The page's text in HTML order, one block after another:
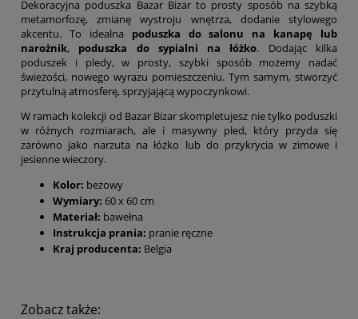
Dekoracyjna poduszka Bazar Bizar to prosty sposób na szybką
metamorfozę, zmianę wystroju wnętrza, dodanie stylowego
akcentu. To idealna poduszka do salonu na kanapę lub
narożnik, poduszka do sypialni na łóżko. Dodając kilka
poduszek i pledy, w prosty, szybki sposób możemy nadać
świeżości, nowego wyrazu pomieszczeniu. Tym samym, stworzyć
przytulną atmosferę, sprzyjającą wypoczynkowi.
W ramach kolekcji od Bazar Bizar skompletujesz nie tylko poduszki
w różnych rozmiarach, ale i masywny pled, który przyda się
zarówno jako narzuta na łóżko lub do przykrycia w zimowe i
jesienne wieczory.
Kolor: beżowy
Wymiary: 60 x 60 cm
Materiał: bawełna
Instrukcja prania: pranie ręczne
Kraj producenta: Belgia
Zobacz także: